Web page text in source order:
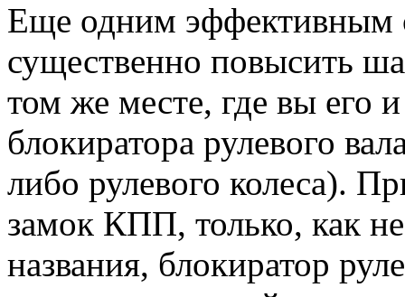
Еще одним эффективным
существенно повысить
том же месте, где вы его
блокиратора рулевого
либо рулевого колеса).
замок КПП, только, как
названия, блокиратор